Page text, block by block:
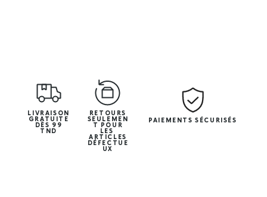
LIVRAISON
GRATUITE
DÈS 99
TND
RETOURS
SEULEMEN
T POUR
LES
ARTICLES
DÉFECTUE
UX
PAIEMENTS SÉCURISÉS